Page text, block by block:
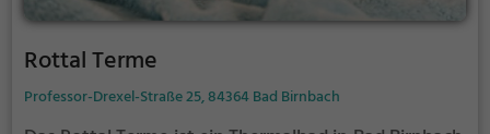
Rottal Terme
Professor-Drexel-Straße 25, 84364 Bad Birnbach